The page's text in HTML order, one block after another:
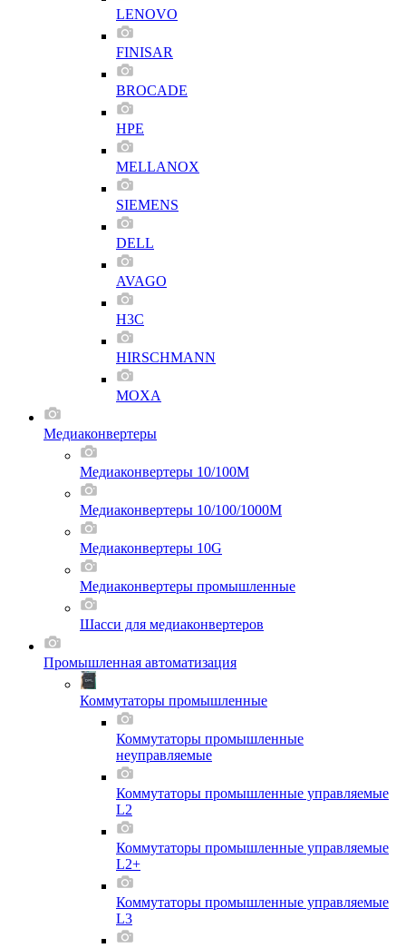
LENOVO
FINISAR
BROCADE
HPE
MELLANOX
SIEMENS
DELL
AVAGO
H3C
HIRSCHMANN
MOXA
Медиаконвертеры
Медиаконвертеры 10/100M
Медиаконвертеры 10/100/1000M
Медиаконвертеры 10G
Медиаконвертеры промышленные
Шасси для мeдиаконвертеров
Промышленная автоматизация
Коммутаторы промышленные
Коммутаторы промышленные
неуправляемые
Коммутаторы промышленные управляемые
L2
Коммутаторы промышленные управляемые
L2+
Коммутаторы промышленные управляемые
L3